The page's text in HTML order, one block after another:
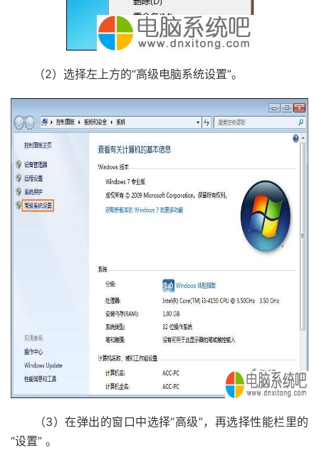
（2）选择左上方的“高级电脑系统设置”。
（3）在弹出的窗口中选择“高级”，再选择性能栏里的
“设置” 。